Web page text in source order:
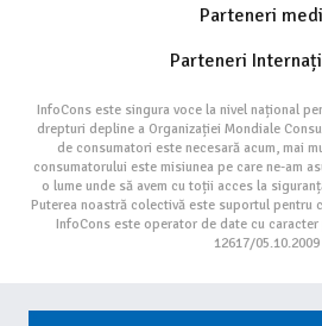
Parteneri
Parteneri
InfoCons este singura voce la nivel național
drepturi depline a Organizației Mondiale
de consumatori este necesară acum, mai
consumatorului este misiunea pe care ne-am
o lume unde să avem cu toții acces la
Puterea noastră colectivă este suportul pentru
InfoCons este operator de date cu
12617/05.10.2009